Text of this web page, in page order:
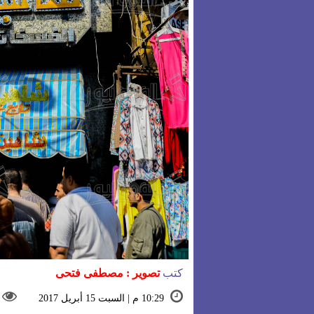
كتبتصوير : مصطفى فتحى
10:29 م | السبت 15 أبريل 2017